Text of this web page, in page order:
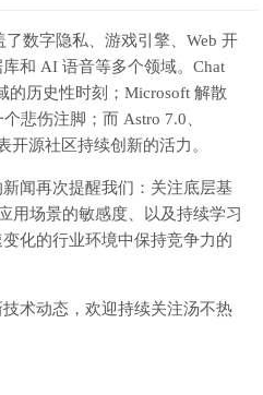
数字隐私、游戏引擎、Web 开
和 AI 语音等多个领域。Chat
的历史性时刻；Microsoft 解散
悲伤注脚；而 Astro 7.0、
开源社区持续创新的活力。
闻再次提醒我们：关注底层基
用场景的敏感度、以及持续学习
化的行业环境中保持竞争力的
术动态，欢迎持续关注汤不热